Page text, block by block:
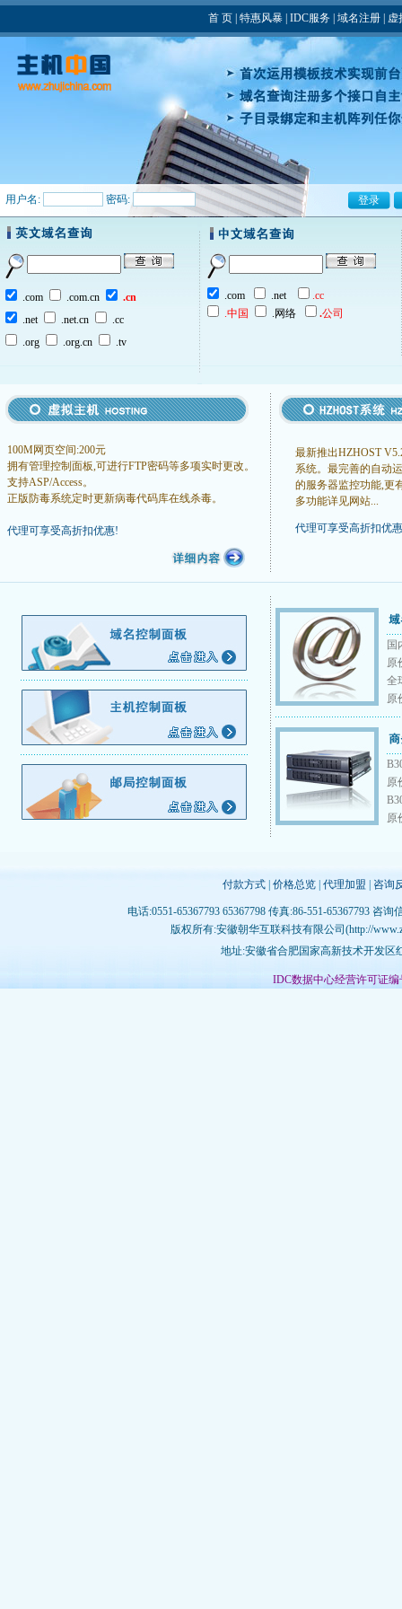
首 页 特惠风暴 IDC服务 域名注册 虚
用户名: 密码:
.com .com.cn
.cn
.net
.net.cn
.cc
.org
.org.cn .tv
.com .net
.cc
.中国
.网络 .公司
100M网页空间:200元
拥有管理控制面板,可进行FTP密码等多项实时更改。
支持ASP/Access。
正版防毒系统定时更新病毒代码库在线杀毒。
代理可享受高折扣优惠!
最新推出HZHOST
系统。最完善的自动
的服务器监控功能,更
多功能详见网站...
代理可享受高折扣优
国
原
全
原
原
原
付款方式 价格总览 代理加盟 咨询
电话:0551-65367793 65367798 传真:86-551-65367793 咨询
版权所有:安徽朝华互联科技有限公司(http://
地址:安徽省合肥国家高新技术开发区
IDC数据中心经营许可证